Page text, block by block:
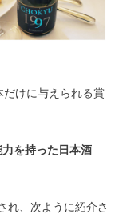
けに与えられる賞
を持った日本酒
れ、次ように紹介さ